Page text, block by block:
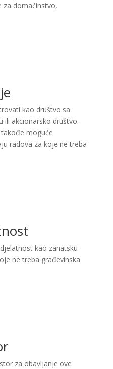
za domaćinstvo,
kao društvo sa
ili akcionarsko društvo.
moguće
radova za koje ne treba
kao zanatsku
ne treba građevinska
za obavljanje ove